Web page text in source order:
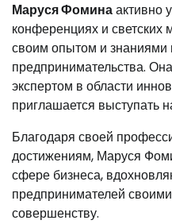
Маруся Фоминаактивно
конференциях и светских
своим опытом и знаниями
предпринимательства.
экспертом в области
приглашается выступать
Благодаря своей
достижениям, Маруся
сфере бизнеса,
предпринимателей
совершенству.